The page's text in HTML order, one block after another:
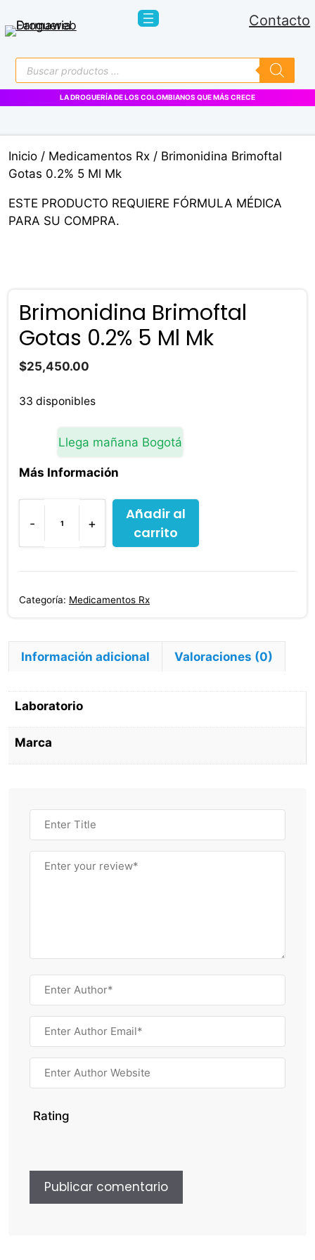
al
Contacto
Búsqueda
de
productos
LA DROGUERÍA DE LOS COLOMBIANOS QUE MÁS CRECE
Inicio / Medicamentos Rx / Brimonidina Brimoftal
Gotas 0.2% 5 Ml Mk
ESTE PRODUCTO REQUIERE FÓRMULA MÉDICA
PARA SU COMPRA.
Brimonidina Brimoftal
Gotas 0.2% 5 Ml Mk
$25,450.00
33 disponibles
Llega mañana Bogotá
Más Información
Brimoftal
Gotas
5
Mk
cantidad
Añadir al
carrito
Categoría: Medicamentos Rx
Información adicional Valoraciones (0)
Laboratorio
Marca
Rating